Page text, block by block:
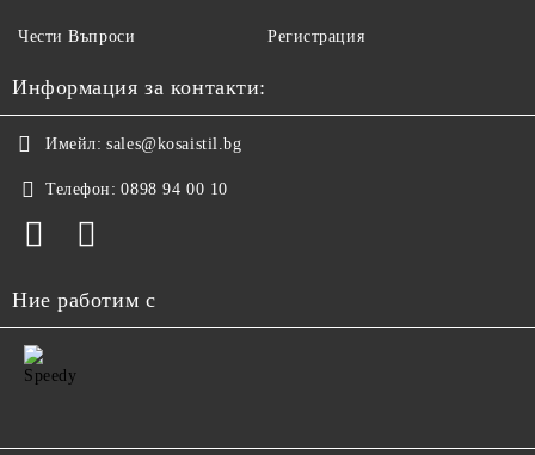
Чести Въпроси Регистрация
Информация за контакти:
Имейл: sales@kosaistil.bg
Телефон: 0898 94 00 10
Ние работим с